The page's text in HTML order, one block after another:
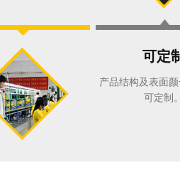
可定
产品结构及表面
可定制。